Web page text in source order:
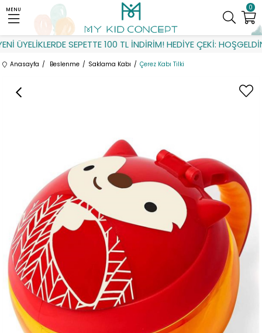
ÜYELİKLERDE SEPETTE 100 TL İNDİRİM! HEDİYE ÇEKİ: HOŞGELDİN
0
MENU
Anasayfa Beslenme Saklama Kabı Çerez Kabı Tilki